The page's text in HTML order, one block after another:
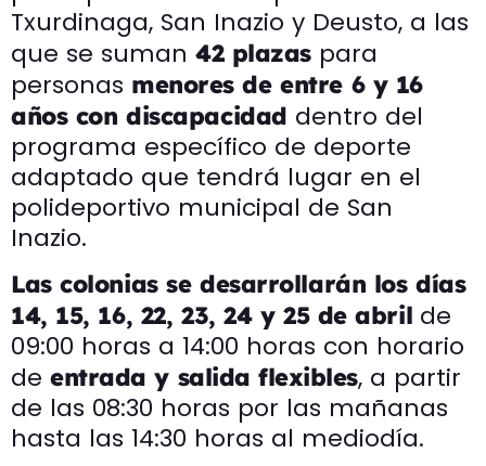
Txurdinaga, San Inazio y Deusto, a las
que se suman 42 plazas para
personas menores de entre 6 y 16
años con discapacidad dentro del
programa específico de deporte
adaptado que tendrá lugar en el
polideportivo municipal de San
Inazio.
Las colonias se desarrollarán los días
14, 15, 16, 22, 23, 24 y 25 de abril de
09:00 horas a 14:00 horas con horario
de entrada y salida flexibles, a partir
de las 08:30 horas por las mañanas
hasta las 14:30 horas al mediodía.